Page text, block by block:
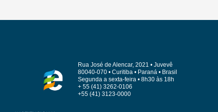
Rua José de Alencar, 2021 • Juvevê
80040-070 • Curitiba • Paraná • Brasil
Segunda a sexta-feira • 8h30 às 18h
+ 55 (41) 3262-0106
+55 (41) 3123-0000